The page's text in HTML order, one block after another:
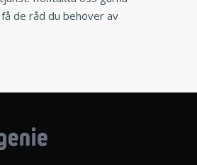
de råd du behöver av